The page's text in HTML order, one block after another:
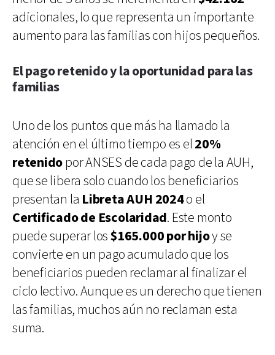
adicionales, lo que representa un importante
aumento para las familias con hijos pequeños.
El pago retenido y la oportunidad para las
familias
Uno de los puntos que más ha llamado la
atención en el último tiempo es el20%
retenidopor ANSES de cada pago de la AUH,
que se libera solo cuando los beneficiarios
presentan la Libreta AUH 2024o el
Certificado de Escolaridad. Este monto
puede superar los$165.000 por hijoy se
convierte en un pago acumulado que los
beneficiarios pueden reclamar al finalizar el
ciclo lectivo. Aunque es un derecho que tienen
las familias, muchos aún no reclaman esta
suma.